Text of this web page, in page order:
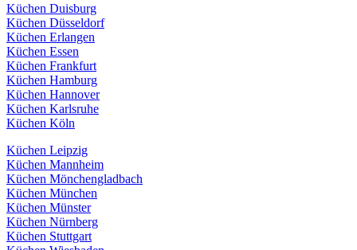
Küchen Duisburg
Küchen Düsseldorf
Küchen Erlangen
Küchen Essen
Küchen Frankfurt
Küchen Hamburg
Küchen Hannover
Küchen Karlsruhe
Küchen Köln
Küchen Leipzig
Küchen Mannheim
Küchen Mönchengladbach
Küchen München
Küchen Münster
Küchen Nürnberg
Küchen Stuttgart